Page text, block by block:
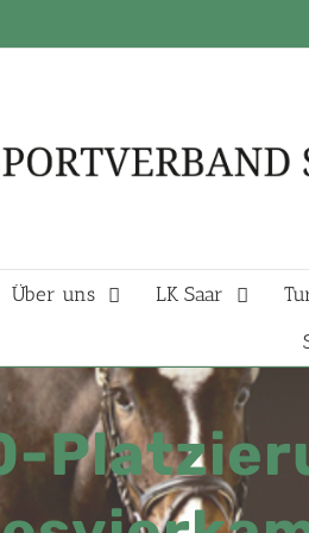
Über uns LK Saar